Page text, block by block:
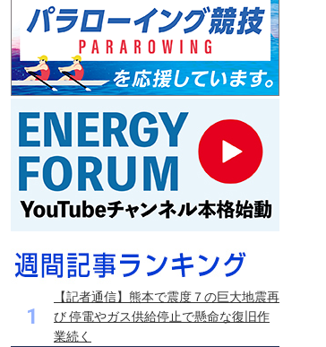
1
【記者通信】熊本で震度７の巨大地震再
び 停電やガス供給停止で懸命な復旧作
業続く